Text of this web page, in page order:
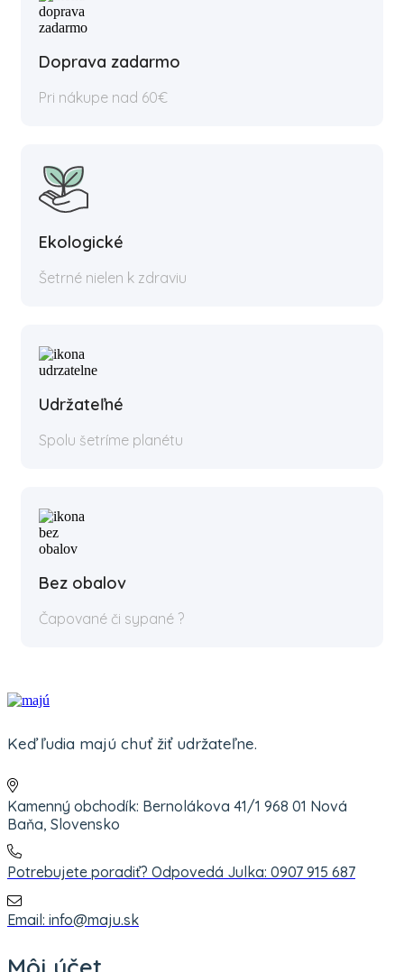
Doprava zadarmo
Pri nákupe nad 60€
Ekologické
Šetrné nielen k zdraviu
Udržateľné
Spolu šetríme planétu
Bez obalov
Čapované či sypané ?
Keď ľudia majú chuť žiť udržateľne.
Kamenný obchodík: Bernolákova 41/1 968 01 Nová
Baňa, Slovensko
Potrebujete poradiť? Odpovedá Julka: 0907 915 687
Email: info@maju.sk